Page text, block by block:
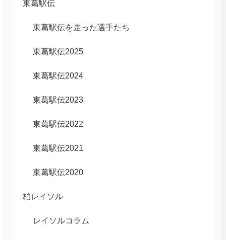
東葛駅伝
東葛駅伝を走った選手たち
東葛駅伝2025
東葛駅伝2024
東葛駅伝2023
東葛駅伝2022
東葛駅伝2021
東葛駅伝2020
柏レイソル
レイソルコラム